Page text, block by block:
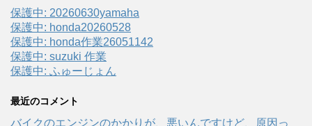
保護中: 20260630yamaha
保護中: honda20260528
保護中: honda作業26051142
保護中: suzuki 作業
保護中: ふゅーじょん
最近のコメント
バイクのエンジンのかかりが、悪いんですけど、原因っ